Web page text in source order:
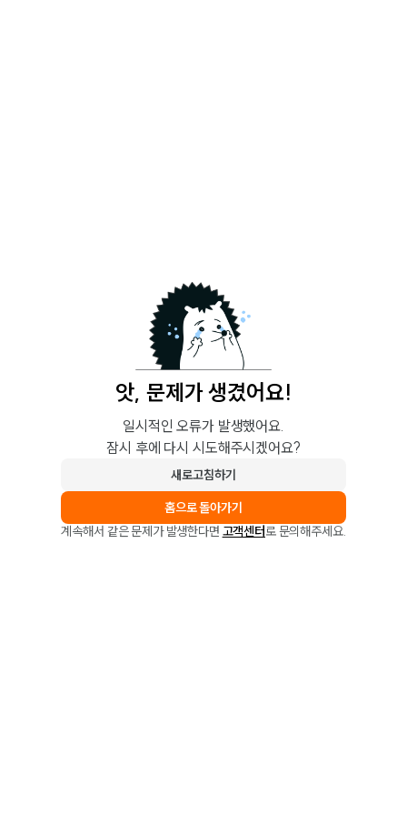
앗, 문제가 생겼어요!
일시적인 오류가 발생했어요.
잠시 후에 다시 시도해주시겠어요?
새로고침하기
홈으로 돌아가기
계속해서 같은 문제가 발생한다면 고객센터로 문의해주세요.